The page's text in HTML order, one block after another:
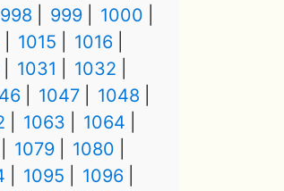
998 999
1000
1015
1016
1031
1032
1047
1048
1063
1064
1079
1080
1095
1096